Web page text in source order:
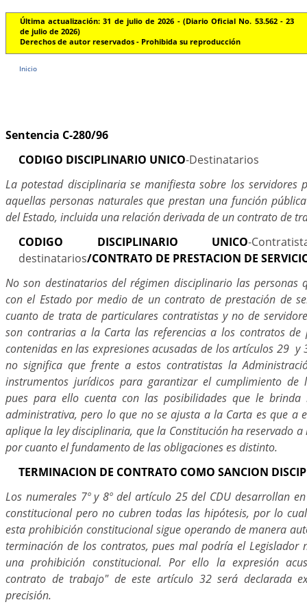
Última actualización: 31 de julio de 2026 - (Diario Oficial No. 53.562 - 23
de julio de 2026)
Derechos de autor reservados - Prohibida su reproducción
Inicio
Sentencia C-280/96
CODIGO DISCIPLINARIO UNICO-Destinatarios
La potestad disciplinaria se manifiesta sobre los servidores
aquellas personas naturales que prestan una función
del Estado, incluida una relación derivada de un contrato de
CODIGO DISCIPLINARIO UNICO-
destinatarios/CONTRATO DE PRESTACION DE
No son destinatarios del régimen disciplinario las personas
con el Estado por medio de un contrato de prestación de
cuanto de trata de particulares contratistas y no de
son contrarias a la Carta las referencias a los contratos de
contenidas en las expresiones acusadas de los artículos 29 y
no significa que frente a estos contratistas la
instrumentos jurídicos para garantizar el cumplimiento de
pues para ello cuenta con las posibilidades que le
administrativa, pero lo que no se ajusta a la Carta es que a
aplique la ley disciplinaria, que la Constitución ha reservado a
por cuanto el fundamento de las obligaciones es distinto.
TERMINACION DE CONTRATO COMO SANCION
Los numerales 7º y 8º del artículo 25 del CDU desarrollan
constitucional pero no cubren todas las hipótesis, por lo
esta prohibición constitucional sigue operando de manera
terminación de los contratos, pues mal podría el Legislador
una prohibición constitucional. Por ello la expresión
contrato de trabajo" de este artículo 32 será declarada
precisión.